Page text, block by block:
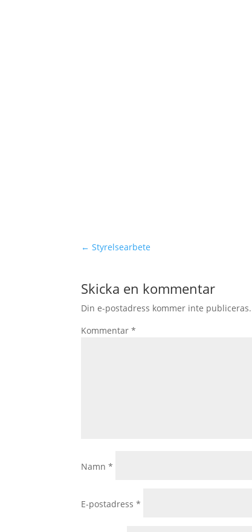
←Styrelsearbete
Skicka en kommentar
Din e-postadress kommer inte publiceras.
Kommentar*
Namn*
E-postadress*